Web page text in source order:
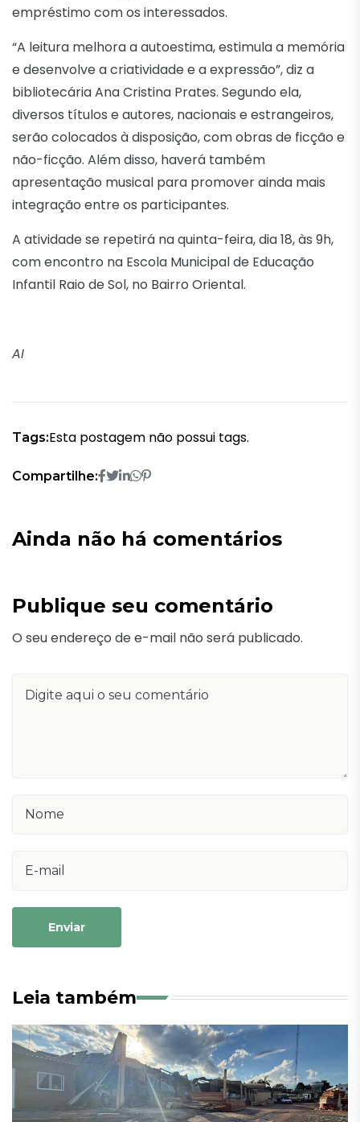
empréstimo com os interessados.
“A leitura melhora a autoestima, estimula a memória
e desenvolve a criatividade e a expressão”, diz a
bibliotecária Ana Cristina Prates. Segundo ela,
diversos títulos e autores, nacionais e estrangeiros,
serão colocados à disposição, com obras de ficção e
não-ficção. Além disso, haverá também
apresentação musical para promover ainda mais
integração entre os participantes.
A atividade se repetirá na quinta-feira, dia 18, às 9h,
com encontro na Escola Municipal de Educação
Infantil Raio de Sol, no Bairro Oriental.
AI
Tags:Esta postagem não possui tags.
Compartilhe:
Ainda não há comentários
Publique seu comentário
O seu endereço de e-mail não será publicado.
Enviar
Leia também